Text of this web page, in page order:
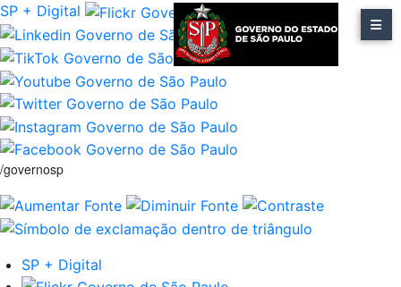
SP + Digital
/governosp
SP + Digital